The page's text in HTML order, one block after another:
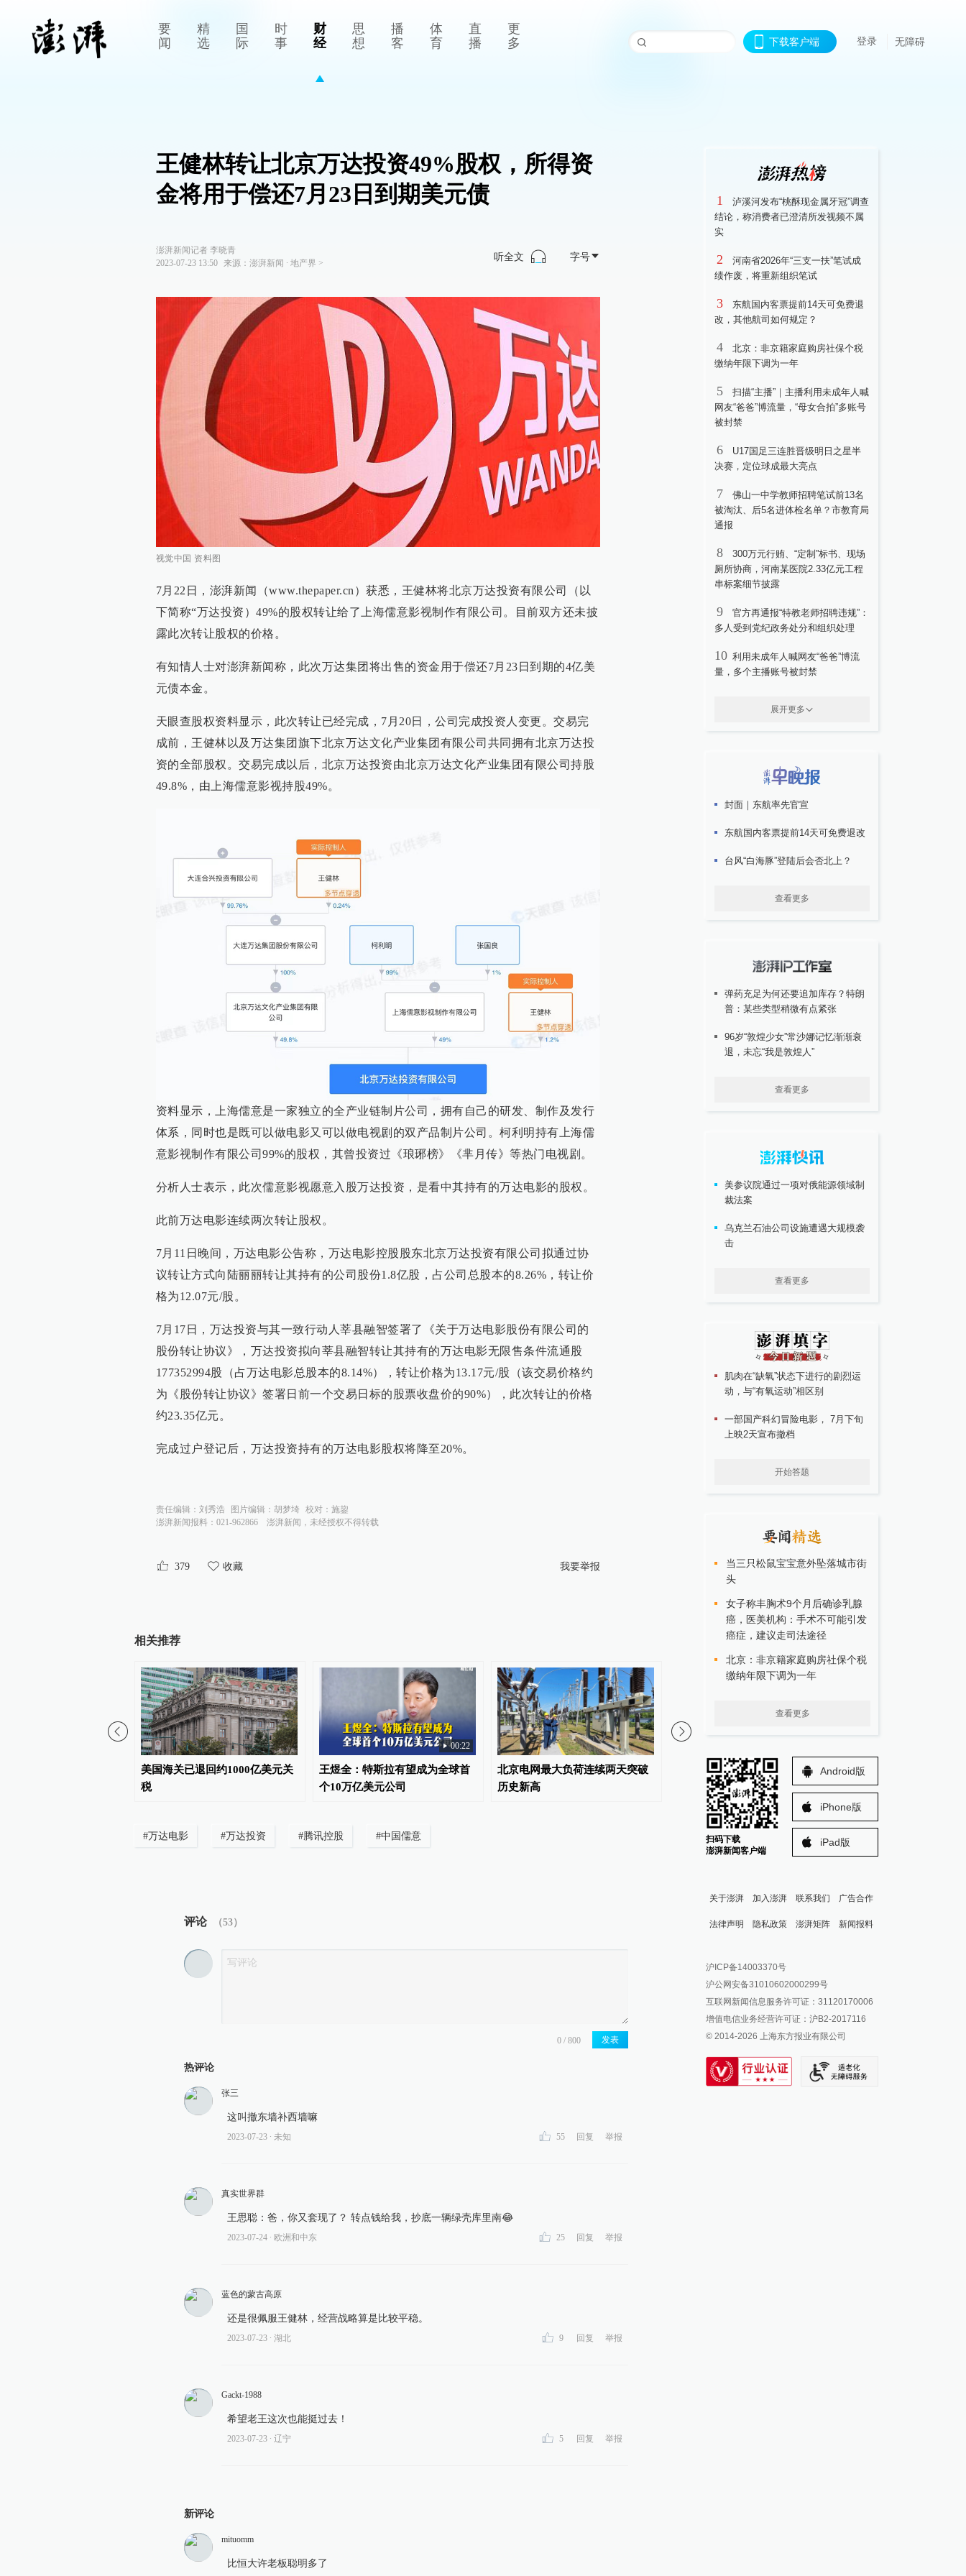
要
闻
精
选
国
际
时
事
财
经
思
想
播
客
体
育
直
播
更
多
下载客户端 登录 无障碍
王健林转让北京万达投资49%股权，所得资
金将用于偿还7月23日到期美元债
澎湃新闻记者 李晓青
2023-07-23 13:50
来源： 澎湃新闻 ∙ 地产界 >
听全文 字号
视觉中国 资料图
7月22日，澎湃新闻（www.thepaper.cn）获悉，王健林将北京万达投资有限公司（以
下简称“万达投资）49%的股权转让给了上海儒意影视制作有限公司。目前双方还未披
露此次转让股权的价格。
有知情人士对澎湃新闻称，此次万达集团将出售的资金用于偿还7月23日到期的4亿美
元债本金。
天眼查股权资料显示，此次转让已经完成，7月20日，公司完成投资人变更。交易完
成前，王健林以及万达集团旗下北京万达文化产业集团有限公司共同拥有北京万达投
资的全部股权。交易完成以后，北京万达投资由北京万达文化产业集团有限公司持股
49.8%，由上海儒意影视持股49%。
资料显示，上海儒意是一家独立的全产业链制片公司，拥有自己的研发、制作及发行
体系，同时也是既可以做电影又可以做电视剧的双产品制片公司。柯利明持有上海儒
意影视制作有限公司99%的股权，其曾投资过《琅琊榜》《芈月传》等热门电视剧。
分析人士表示，此次儒意影视愿意入股万达投资，是看中其持有的万达电影的股权。
此前万达电影连续两次转让股权。
7月11日晚间，万达电影公告称，万达电影控股股东北京万达投资有限公司拟通过协
议转让方式向陆丽丽转让其持有的公司股份1.8亿股，占公司总股本的8.26%，转让价
格为12.07元/股。
7月17日，万达投资与其一致行动人莘县融智签署了《关于万达电影股份有限公司的
股份转让协议》，万达投资拟向莘县融智转让其持有的万达电影无限售条件流通股
177352994股（占万达电影总股本的8.14%），转让价格为13.17元/股（该交易价格约
为《股份转让协议》签署日前一个交易日标的股票收盘价的90%），此次转让的价格
约23.35亿元。
完成过户登记后，万达投资持有的万达电影股权将降至20%。
责任编辑： 刘秀浩 图片编辑： 胡梦埼 校对： 施鋆
澎湃新闻报料：021-962866
澎湃新闻，未经授权不得转载
379 收藏 我要举报
相关推荐
美国海关已退回约1000亿美元关
税
00:22
王煜全：特斯拉有望成为全球首
个10万亿美元公司
北京电网最大负荷连续两天突破
历史新高
因凡蒂诺就出售世界杯赛事股权
计划“失误”致歉
美国海关已退回约
税
#万达电影 #万达投资 #腾讯控股 #中国儒意
评论 （53）
发表
热评论
张三
这叫撤东墙补西墙嘛
2023-07-23 ∙ 未知 55 回复 举报
真实世界群
王思聪：爸，你又套现了？ 转点钱给我，抄底一辆绿壳库里南😂
2023-07-24 ∙ 欧洲和中东 25 回复 举报
蓝色的蒙古高原
还是很佩服王健林，经营战略算是比较平稳。
2023-07-23 ∙ 湖北 9 回复 举报
Gackt-1988
希望老王这次也能挺过去！
2023-07-23 ∙ 辽宁 5 回复 举报
新评论
mituomm
比恒大许老板聪明多了
1
泸溪河发布“桃酥现金属牙冠”调查
结论，称消费者已澄清所发视频不属
实
2
河南省2026年“三支一扶”笔试成
绩作废，将重新组织笔试
3
东航国内客票提前14天可免费退
改，其他航司如何规定？
4
北京：非京籍家庭购房社保个税
缴纳年限下调为一年
5
扫描“主播”｜主播利用未成年人喊
网友“爸爸”博流量，“母女合拍”多账号
被封禁
6
U17国足三连胜晋级明日之星半
决赛，定位球成最大亮点
7
佛山一中学教师招聘笔试前13名
被淘汰、后5名进体检名单？市教育局
通报
8
300万元行贿、“定制”标书、现场
厕所协商，河南某医院2.33亿元工程
串标案细节披露
9
官方再通报“特教老师招聘违规”：
多人受到党纪政务处分和组织处理
10 利用未成年人喊网友“爸爸”博流
量，多个主播账号被封禁
展开更多
封面｜东航率先官宣
东航国内客票提前14天可免费退改
台风“白海豚”登陆后会否北上？
查看更多
弹药充足为何还要追加库存？特朗
普：某些类型稍微有点紧张
96岁“敦煌少女”常沙娜记忆渐渐衰
退，未忘“我是敦煌人”
查看更多
美参议院通过一项对俄能源领域制
裁法案
乌克兰石油公司设施遭遇大规模袭
击
查看更多
肌肉在“缺氧”状态下进行的剧烈运
动，与“有氧运动”相区别
一部国产科幻冒险电影， 7月下旬
上映2天宣布撤档
开始答题
当三只松鼠宝宝意外坠落城市街
头
女子称丰胸术9个月后确诊乳腺
癌，医美机构：手术不可能引发
癌症，建议走司法途径
北京：非京籍家庭购房社保个税
缴纳年限下调为一年
查看更多
扫码下载
澎湃新闻客户端
Android版
iPhone版
iPad版
关于澎湃 加入澎湃 联系我们 广告合作
法律声明 隐私政策 澎湃矩阵
澎湃新闻公众号
澎湃新闻抖音号
派生万物开放平台
IP SHANGHAI
SIXTH TONE
新闻报料
报料邮箱: news@thepaper.cn
沪ICP备14003370号
沪公网安备31010602000299号
互联网新闻信息服务许可证：31120170006
增值电信业务经营许可证：沪B2-2017116
© 2014-2026 上海东方报业有限公司